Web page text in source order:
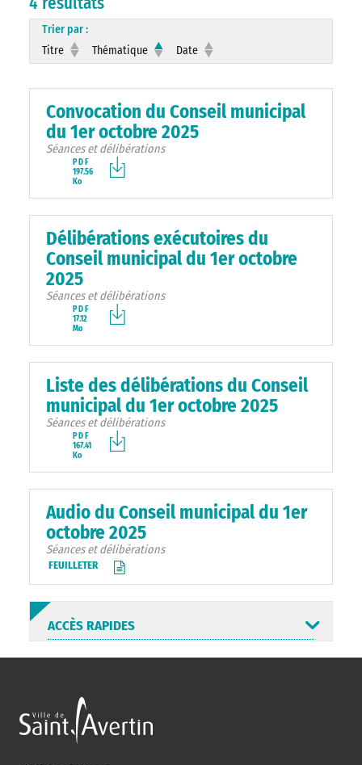
Trier par :
Titre
Thématique Date
Convocation du Conseil municipal
du 1er octobre 2025
Séances et délibérations
PDF
197.56
Ko
Délibérations exécutoires du
Conseil municipal du 1er octobre
2025
Séances et délibérations
PDF
17.12
Mo
Liste des délibérations du Conseil
municipal du 1er octobre 2025
Séances et délibérations
PDF
167.41
Ko
Audio du Conseil municipal du 1er
octobre 2025
Séances et délibérations
FEUILLETER
ACCÈS RAPIDES
ANNUAIRE
HORAIRES